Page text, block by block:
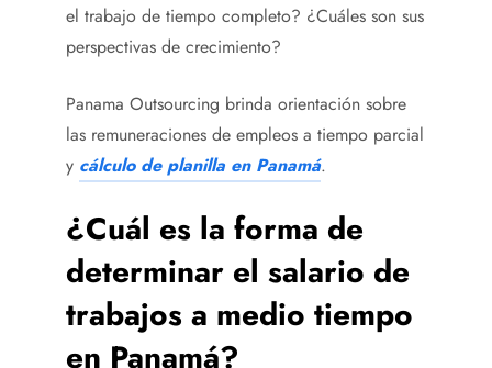
el trabajo de tiempo completo? ¿Cuáles son sus
perspectivas de crecimiento?
Panama Outsourcing brinda orientación sobre
las remuneraciones de empleos a tiempo parcial
y cálculo de planilla en Panamá.
¿Cuál es la forma de
determinar el salario de
trabajos a medio tiempo
en Panamá?